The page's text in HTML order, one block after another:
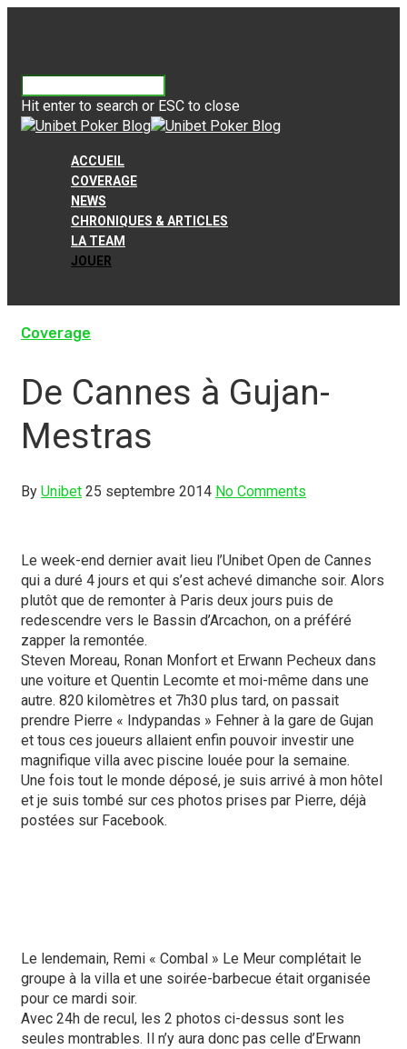
Hit enter to search or ESC to close
ACCUEIL
COVERAGE
NEWS
CHRONIQUES & ARTICLES
LA TEAM
JOUER
Coverage
De Cannes à Gujan-
Mestras
By Unibet 25 septembre 2014 No Comments
Le week-end dernier avait lieu l’Unibet Open de Cannes
qui a duré 4 jours et qui s’est achevé dimanche soir. Alors
plutôt que de remonter à Paris deux jours puis de
redescendre vers le Bassin d’Arcachon, on a préféré
zapper la remontée.
Steven Moreau, Ronan Monfort et Erwann Pecheux dans
une voiture et Quentin Lecomte et moi-même dans une
autre. 820 kilomètres et 7h30 plus tard, on passait
prendre Pierre « Indypandas » Fehner à la gare de Gujan
et tous ces joueurs allaient enfin pouvoir investir une
magnifique villa avec piscine louée pour la semaine.
Une fois tout le monde déposé, je suis arrivé à mon hôtel
et je suis tombé sur ces photos prises par Pierre, déjà
postées sur Facebook.
Le lendemain, Remi « Combal » Le Meur complétait le
groupe à la villa et une soirée-barbecue était organisée
pour ce mardi soir.
Avec 24h de recul, les 2 photos ci-dessus sont les
seules montrables. Il n’y aura donc pas celle d’Erwann